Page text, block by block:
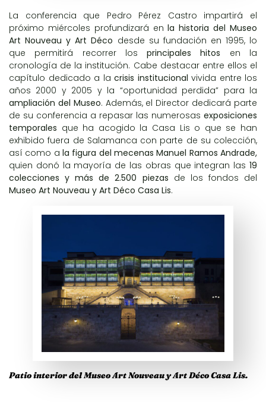
La conferencia que Pedro Pérez Castro impartirá el
próximo miércoles profundizará en la historia del Museo
Art Nouveau y Art Déco desde su fundación en 1995, lo
que permitirá recorrer losprincipales hitos en la
cronología de la institución. Cabe destacar entre ellos el
capítulo dedicado a la crisis institucional vivida entre los
años 2000 y 2005 y la “oportunidad perdida” para la
ampliación del Museo. Además, el Director dedicará parte
de su conferencia a repasar las numerosas exposiciones
temporales que ha acogido la Casa Lis o que se han
exhibido fuera de Salamanca con parte de su colección,
así como a la figura del mecenas Manuel Ramos Andrade,
quien donó la mayoría de las obras que integran las 19
colecciones y más de 2.500 piezas de los fondos del
Museo Art Nouveau y Art Déco Casa Lis.
Patio interior del Museo Art Nouveau y Art Déco Casa Lis.